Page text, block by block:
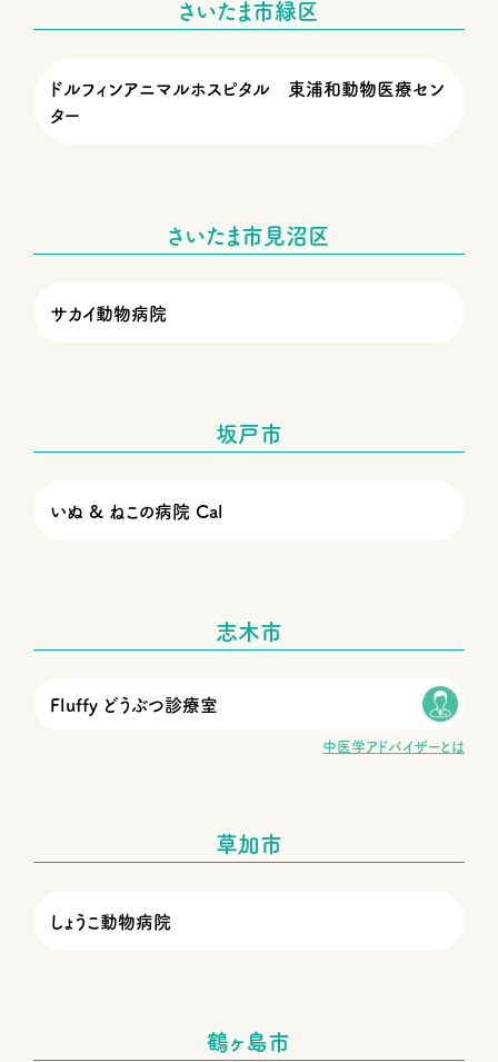
さいたま市緑区
ドルフィンアニマルホスピタル 東浦和動物医療セン
ター
さいたま市見沼区
サカイ動物病院
坂戸市
いぬ & ねこの病院 Cal
志木市
Fluffy どうぶつ診療室
中医学アドバイザーとは
草加市
しょうこ動物病院
鶴ヶ島市